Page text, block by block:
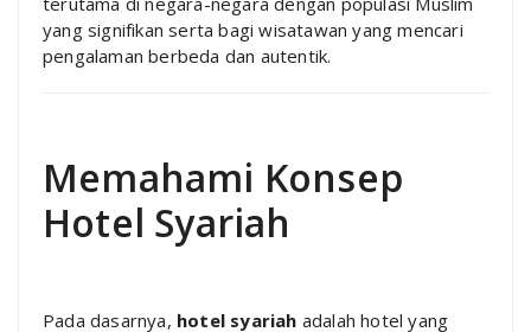
yang signifikan serta bagi wisatawan yang mencari
pengalaman berbeda dan autentik.
Memahami Konsep
Hotel Syariah
Pada dasarnya, hotel syariah adalah hotel yang